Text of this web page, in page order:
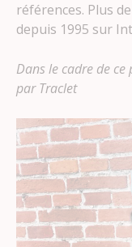
références. Plus
depuis 1995 sur
Dans le cadre de
par Traclet